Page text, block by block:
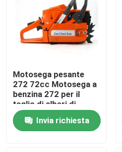
Casa.
Motosega pesante
272 72cc Motosega a
benzina 272 per il
taglio di alberi di
grandi dimensioni
Invia richiesta